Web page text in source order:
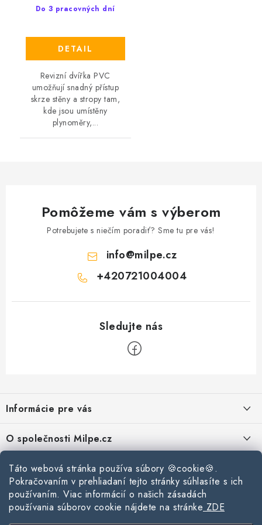
Táto webová stránka používa súbory 🍪cookie🍪.
Pokračovaním v prehliadaní tejto stránky súhlasíte s ich
používaním. Viac informácií o našich zásadách
používania súborov cookie nájdete na stránke ZDE
Do 3 pracovných dní
DETAIL
Revizní dvířka PVC
umožňují snadný přístup
skrze stěny a stropy tam,
kde jsou umístěny
plynoměry,...
Pomôžeme vám s výberom
Potrebujete s niečím poradiť? Sme tu pre vás!
info@milpe.cz
+420721004004
p
ä
t
Informácie pre vás
Zásady používania súborov cookie
Podmínky ochrany osobních údajů
Obchodní podmínky
O společnosti Milpe.cz
O spoločnosti Milpe
Kontakty
Kontaktné informácie
Stavebný blog
Ako vybrať správnu difúznu fóliu pre strechu?